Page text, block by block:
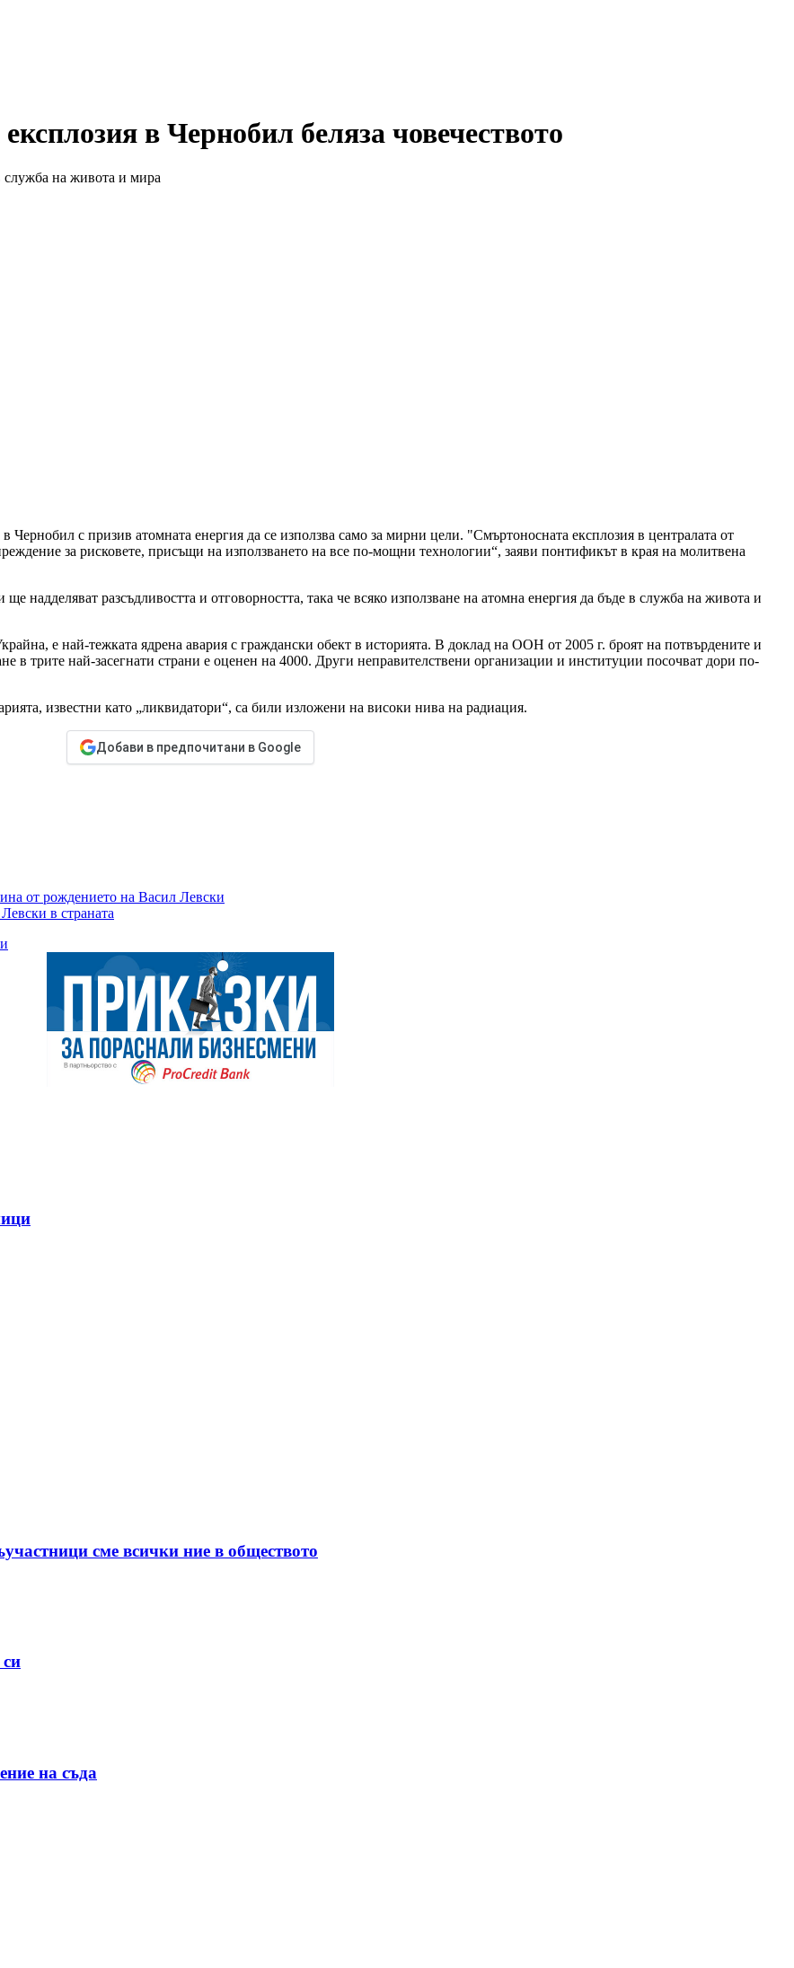
в Чернобил беляза човечеството
служба на живота и мира
с призив атомната енергия да се използва само за мирни цели. "Смъртоносната експлозия в централата от
за рисковете, присъщи на използването на все по-мощни технологии“, заяви понтификът в края на молитвена
надделяват разсъдливостта и отговорността, така че всяко използване на атомна енергия да бъде в служба на живота и
е най-тежката ядрена авария с граждански обект в историята. В доклад на ООН от 2005 г. броят на потвърдените и
в трите най-засегнати страни е оценен на 4000. Други неправителствени организации и институции посочват дори по-
известни като „ликвидатори“, са били изложени на високи нива на радиация.
Добави в предпочитани в Google
от рождението на Васил Левски
в страната
сме всички ние в обществото
на съда